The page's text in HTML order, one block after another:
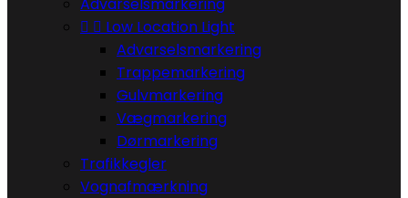
  Low Location Light
Advarselsmarkering
Trappemarkering
Gulvmarkering
Vægmarkering
Dørmarkering
Trafikkegler
Vognafmærkning